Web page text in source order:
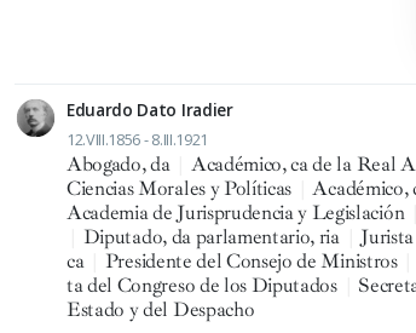
Eduardo Dato Iradier
12.VIII.1856 - 8.III.1921
Abogado, da
Académico, ca de la Real
Ciencias Morales y Políticas
Académico,
Academia de Jurisprudencia y Legislación
Diputado, da parlamentario, ria Jurista
ca
Presidente del Consejo de Ministros
ta del Congreso de los Diputados
Estado y del Despacho